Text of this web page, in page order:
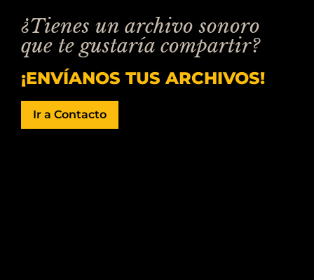
¿Tienes un archivo sonoro
que te gustaría compartir?
¡ENVÍANOS TUS ARCHIVOS!
Ir a Contacto